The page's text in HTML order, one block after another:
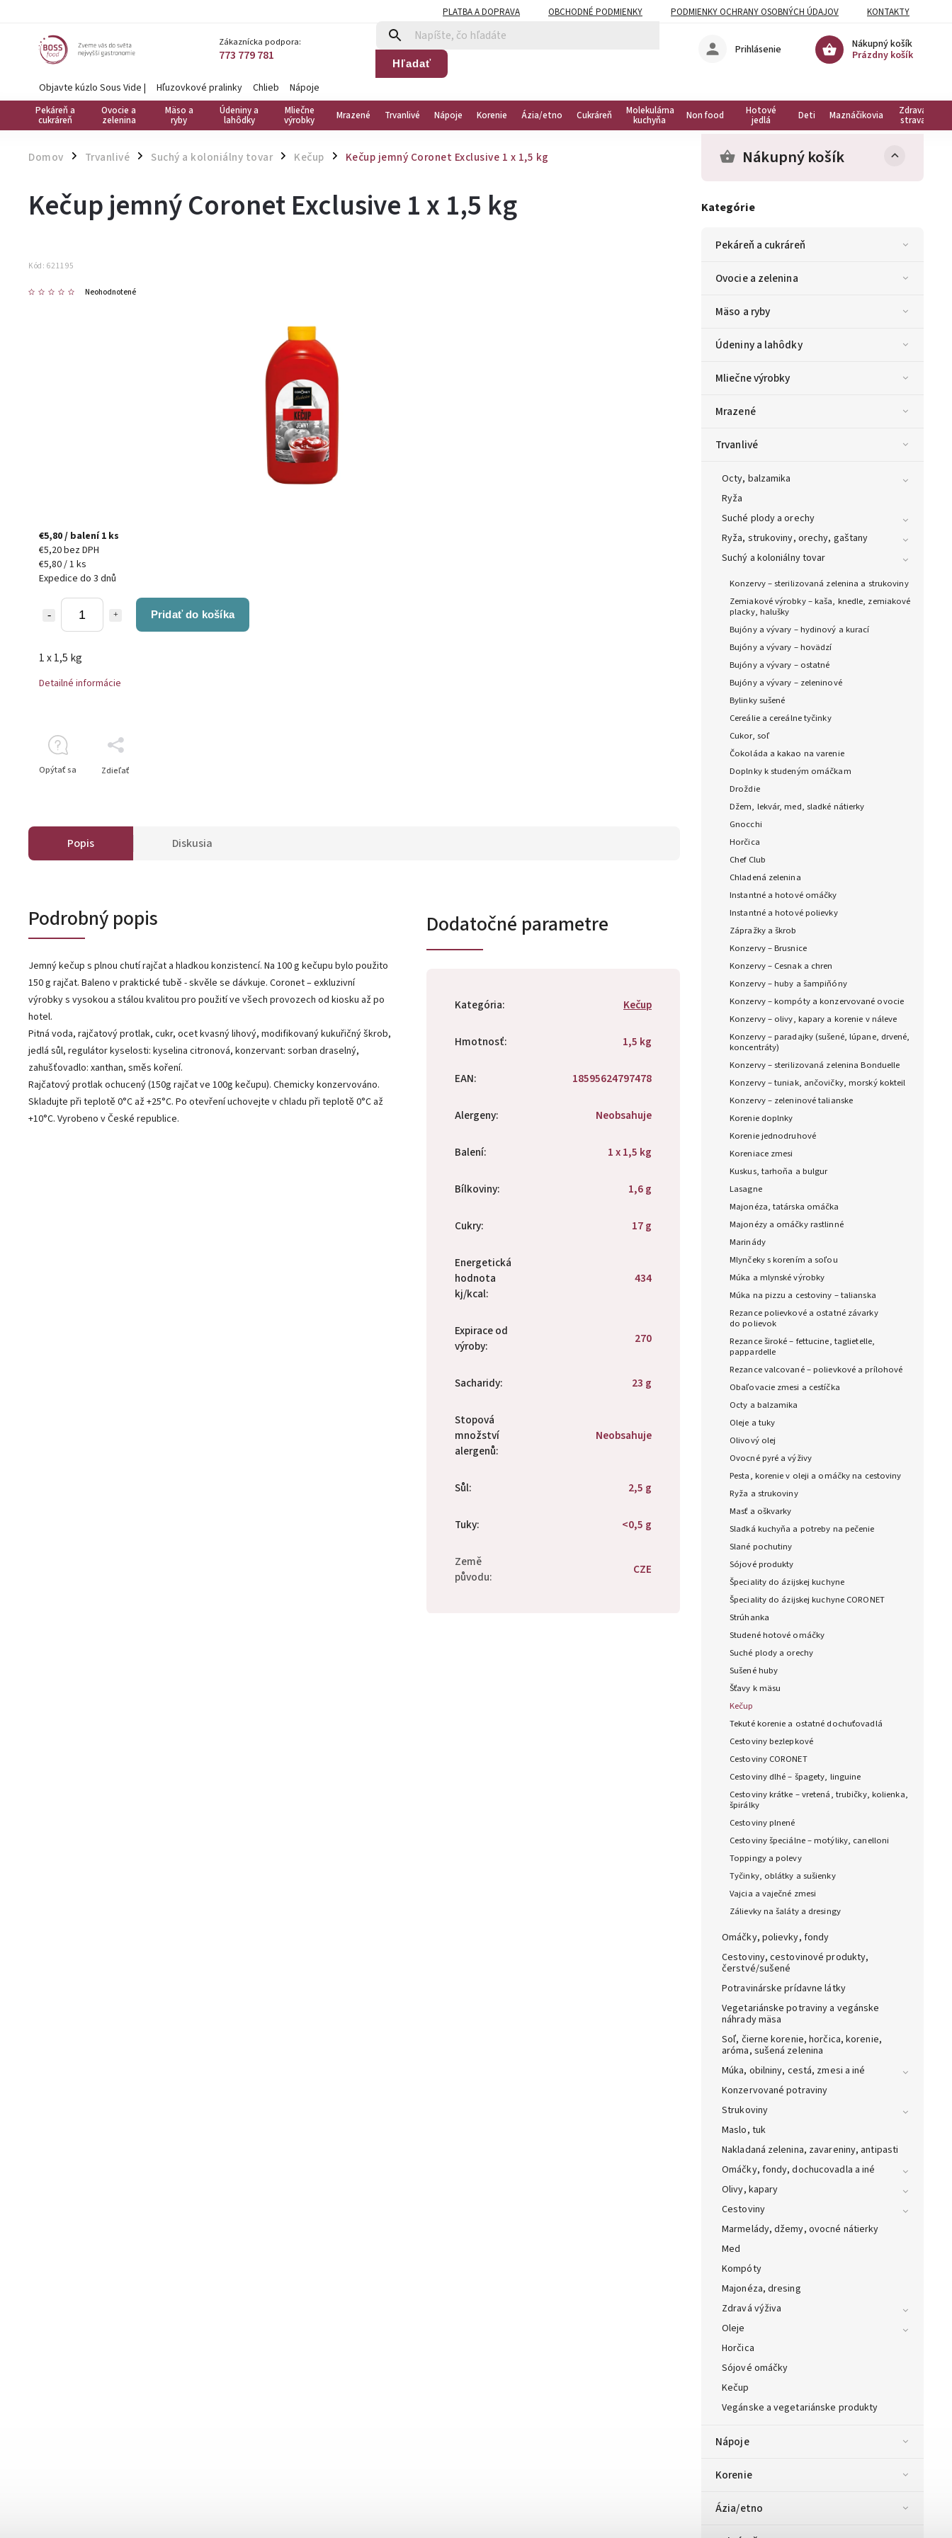
PLATBA A DOPRAVA OBCHODNÉ PODMIENKY PODMIENKY OCHRANY OSOBNÝCH ÚDAJOV KONTAKTY
Zákaznícka podpora:
773 779 781 Hľadať
Nákupný košík
Prázdny košík
Prihlásenie
Objavte kúzlo Sous Vide | Hľuzovkové pralinky Chlieb Nápoje
Pekáreň a
cukráreň
Ovocie a
zelenina
Mäso a
ryby
Údeniny a
lahôdky
Mliečne
výrobky Mrazené Trvanlivé Nápoje Korenie Ázia/etno Cukráreň Molekulárna
kuchyňa Non food Hotové
jedlá Deti Maznáčikovia Zdravá
strava
Domov / Trvanlivé / Suchý a koloniálny tovar / Kečup / Kečup jemný Coronet Exclusive 1 x 1,5 kg Nákupný košík
Kategórie
Pekáreň a cukráreň
Ovocie a zelenina
Mäso a ryby
Údeniny a lahôdky
Mliečne výrobky
Mrazené
Trvanlivé
Octy, balzamika
Ryža
Suché plody a orechy
Ryža, strukoviny, orechy, gaštany
Suchý a koloniálny tovar
Konzervy – sterilizovaná zelenina a strukoviny
Zemiakové výrobky – kaša, knedle, zemiakové
placky, halušky
Bujóny a vývary – hydinový a kurací
Bujóny a vývary – hovädzí
Bujóny a vývary – ostatné
Bujóny a vývary – zeleninové
Bylinky sušené
Cereálie a cereálne tyčinky
Cukor, soľ
Čokoláda a kakao na varenie
Doplnky k studeným omáčkam
Droždie
Džem, lekvár, med, sladké nátierky
Gnocchi
Horčica
Chef Club
Chladená zelenina
Instantné a hotové omáčky
Instantné a hotové polievky
Zápražky a škrob
Konzervy – Brusnice
Konzervy – Cesnak a chren
Konzervy – huby a šampiňóny
Konzervy – kompóty a konzervované ovocie
Konzervy – olivy, kapary a korenie v náleve
Konzervy – paradajky (sušené, lúpane, drvené,
koncentráty)
Konzervy – sterilizovaná zelenina Bonduelle
Konzervy – tuniak, ančovičky, morský kokteil
Konzervy – zeleninové talianske
Korenie doplnky
Korenie jednodruhové
Koreniace zmesi
Kuskus, tarhoňa a bulgur
Lasagne
Majonéza, tatárska omáčka
Majonézy a omáčky rastlinné
Marinády
Mlynčeky s korením a soľou
Múka a mlynské výrobky
Múka na pizzu a cestoviny – talianska
Rezance polievkové a ostatné závarky
do polievok
Rezance široké – fettucine, taglietelle,
pappardelle
Rezance valcované – polievkové a prílohové
Obaľovacie zmesi a cestíčka
Octy a balzamika
Oleje a tuky
Olivový olej
Ovocné pyré a výživy
Pesta, korenie v oleji a omáčky na cestoviny
Ryža a strukoviny
Masť a oškvarky
Sladká kuchyňa a potreby na pečenie
Slané pochutiny
Sójové produkty
Špeciality do ázijskej kuchyne
Špeciality do ázijskej kuchyne CORONET
Strúhanka
Studené hotové omáčky
Suché plody a orechy
Sušené huby
Šťavy k mäsu
Kečup
Tekuté korenie a ostatné dochuťovadlá
Cestoviny bezlepkové
Cestoviny CORONET
Cestoviny dlhé – špagety, linguine
Cestoviny krátke – vretená, trubičky, kolienka,
špirálky
Cestoviny plnené
Cestoviny špeciálne – motýliky, canelloni
Toppingy a polevy
Tyčinky, oblátky a sušienky
Vajcia a vaječné zmesi
Zálievky na šaláty a dresingy
Omáčky, polievky, fondy
Cestoviny, cestovinové produkty,
čerstvé/sušené
Potravinárske prídavne látky
Vegetariánske potraviny a vegánske
náhrady mäsa
Soľ, čierne korenie, horčica, korenie,
aróma, sušená zelenina
Múka, obilniny, cestá, zmesi a iné
Konzervované potraviny
Strukoviny
Maslo, tuk
Nakladaná zelenina, zavareniny, antipasti
Omáčky, fondy, dochucovadla a iné
Olivy, kapary
Cestoviny
Marmelády, džemy, ovocné nátierky
Med
Kompóty
Majonéza, dresing
Zdravá výživa
Oleje
Horčica
Sójové omáčky
Kečup
Vegánske a vegetariánske produkty
Nápoje
Korenie
Ázia/etno
Kečup jemný Coronet Exclusive 1 x 1,5 kg
Kód: 621195
Neohodnotené
€5,80/ balení 1 ks
€5,20 bez DPH
€5,80 / 1 ks
Expedice do 3 dnů
Pridať do košíka
1 x 1,5 kg
Detailné informácie
Opýtať sa Zdieľať
Popis Diskusia
Podrobný popis
Jemný kečup s plnou chutí rajčat a hladkou konzistencí. Na 100 g kečupu bylo použito
150 g rajčat. Baleno v praktické tubě - skvěle se dávkuje. Coronet – exkluzivní
výrobky s vysokou a stálou kvalitou pro použití ve všech provozech od kiosku až po
hotel.
Pitná voda, rajčatový protlak, cukr, ocet kvasný lihový, modifikovaný kukuřičný škrob,
jedlá sůl, regulátor kyselosti: kyselina citronová, konzervant: sorban draselný,
zahušťovadlo: xanthan, směs koření.
Rajčatový protlak ochucený (150g rajčat ve 100g kečupu). Chemicky konzervováno.
Skladujte při teplotě 0°C až +25°C. Po otevření uchovejte v chladu při teplotě 0°C až
+10°C. Vyrobeno v České republice.
Dodatočné parametre
Kategória: Kečup
Hmotnosť: 1,5 kg
EAN: 18595624797478
Alergeny: Neobsahuje
Balení: 1 x 1,5 kg
Bílkoviny: 1,6 g
Cukry: 17 g
Energetická
hodnota
kj/kcal:
434
Expirace od
výroby: 270
Sacharidy: 23 g
Stopová
množství
alergenů:
Neobsahuje
Sůl: 2,5 g
Tuky: <0,5 g
Země
původu: CZE